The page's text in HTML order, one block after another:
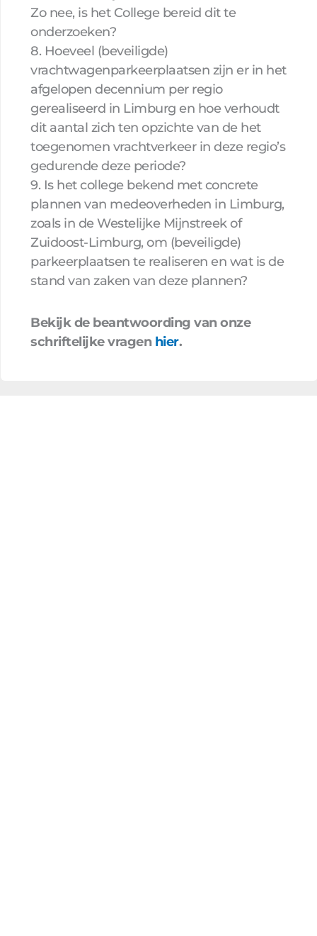
Zo nee, is het College bereid dit te
onderzoeken?
8. Hoeveel (beveiligde)
vrachtwagenparkeerplaatsen zijn er in het
afgelopen decennium per regio
gerealiseerd in Limburg en hoe verhoudt
dit aantal zich ten opzichte van de het
toegenomen vrachtverkeer in deze regio’s
gedurende deze periode?
9. Is het college bekend met concrete
plannen van medeoverheden in Limburg,
zoals in de Westelijke Mijnstreek of
Zuidoost-Limburg, om (beveiligde)
parkeerplaatsen te realiseren en wat is de
stand van zaken van deze plannen?
Bekijk de beantwoording van onze
schriftelijke vragen hier.